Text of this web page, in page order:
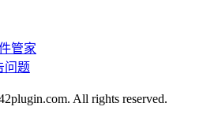
管家
问题
All rights reserved.